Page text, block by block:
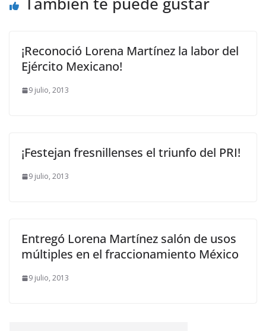
¡Reconoció Lorena Martínez la labor del
Ejército Mexicano!
9 julio, 2013
¡Festejan fresnillenses el triunfo del PRI!
9 julio, 2013
Entregó Lorena Martínez salón de usos
múltiples en el fraccionamiento México
9 julio, 2013